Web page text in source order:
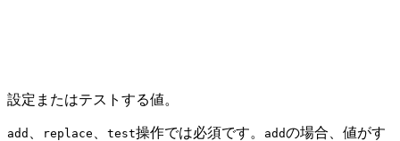
設定またはテストする値。
add replace test操作では必須です。 addの場合、値がす